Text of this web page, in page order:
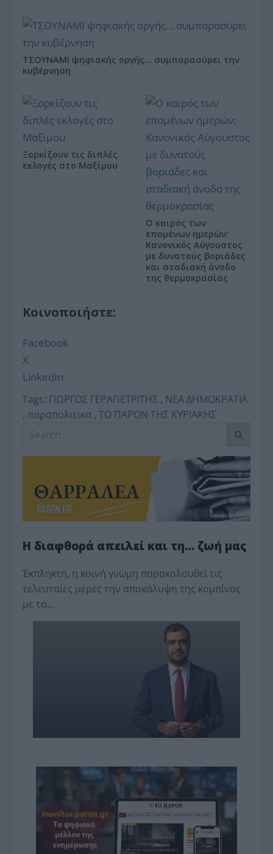
ΤΣΟΥΝΑΜΙ ψηφιακής οργής… συμπαρασύρει την
κυβέρνηση
Ξορκίζουν τις διπλές
εκλογές στο Μαξίμου
Ο καιρός των
επομένων ημερών:
Κανονικός Αύγουστος
με δυνατούς βοριάδες
και σταδιακή άνοδο
της θερμοκρασίας
Κοινοποιήστε:
Facebook
X
LinkedIn
Tags: ΓΙΩΡΓΟΣ ΓΕΡΑΠΕΤΡΙΤΗΣ , ΝΕΑ ΔΗΜΟΚΡΑΤΙΑ
,παραπολιτικα ,ΤΟ ΠΑΡΟΝ ΤΗΣ ΚΥΡΙΑΚΗΣ
Η διαφθορά απειλεί και τη… ζωή μας
Έκπληκτη, η κοινή γνώμη παρακολουθεί τις
τελευταίες μέρες την αποκάλυψη της κο­μπίνας
με τα…